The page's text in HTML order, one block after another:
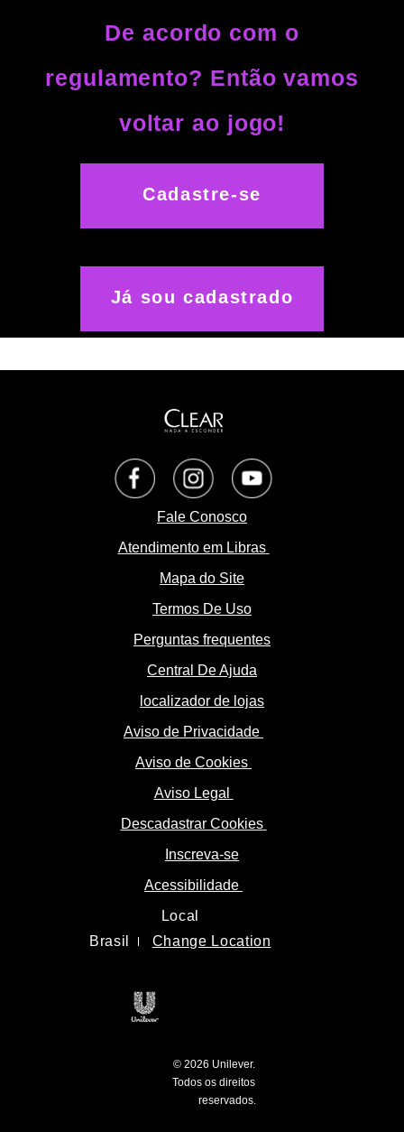
De acordo com o
regulamento? Então vamos
voltar ao jogo!
Cadastre-se
Já sou cadastrado
Opens in a new tabOpens in a new tabOpens in a new tab
Fale Conosco
Atendimento em Libras
Mapa do Site
Termos De Uso
Perguntas frequentes
Central De Ajuda
localizador de lojas
Aviso de Privacidade
Aviso de Cookies
Aviso Legal
Descadastrar Cookies
Inscreva-se
Acessibilidade
Local
Brasil
Change Location
© 2026 Unilever.
Todos os direitos
reservados.